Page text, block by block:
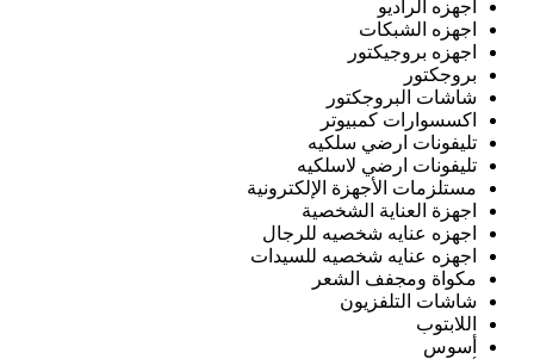
اجهزه الراديو
اجهزه الشبكات
اجهزه بروجيكتور
بروجكتور
شاشات البروجكتور
اكسسوارات كمبيوتر
تليفونات ارضي سلكيه
تليفونات ارضي لاسلكيه
مستلزمات الأجهزة الإلكترونية
اجهزة العناية الشخصية
اجهزه عنايه شخصيه للرجال
اجهزه عنايه شخصيه للسيدات
مكواة ومجفف الشعر
شاشات التلفزيون
اللابتوب
أسوس